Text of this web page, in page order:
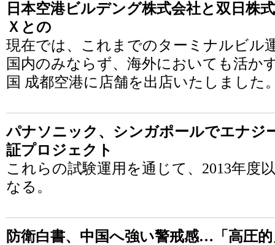
日本空港ビルデング株式会社と双日株
Ｘとの
現在では、これまでのターミナルビル
国内のみならず、海外においても活か
国 成都空港に店舗を出店いたしました
パナソニック、シンガポールでエナジ
証プロジェクト
これらの試験運用を通じて、2013年度
なる。
防衛白書、中国へ強い警戒感…「高圧